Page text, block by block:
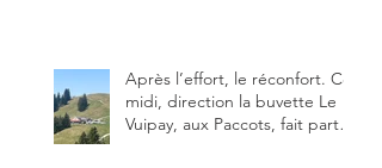
Après l’effort, le réconfort. Ce
midi, direction la buvette Le
Vuipay, aux Paccots, fait partie